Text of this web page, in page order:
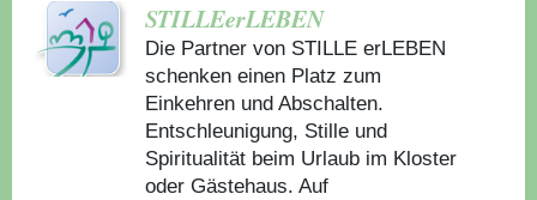
STILLEerLEBEN
Die Partner von STILLE erLEBEN
schenken einen Platz zum
Einkehren und Abschalten.
Entschleunigung, Stille und
Spiritualität beim Urlaub im Kloster
oder Gästehaus. Auf